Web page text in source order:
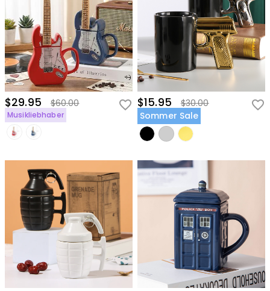
$29.95 $60.00
Musikliebhaber
$15.95
$30.00
Sommer Sale